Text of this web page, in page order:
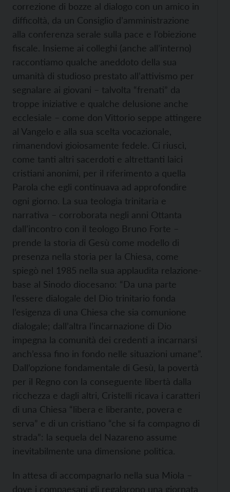
correzione di bozze al dialogo con un amico in
difficoltà, da un Consiglio d’amministrazione
alla conferenza serale sulla pace e l’obiezione
fiscale. Insieme ai colleghi (anche all’interno)
raccontiamo qualche aneddoto della sua
umanità di studioso prestato all’attivismo per
segnalare ai giovani – talvolta “frenati” da
troppe iniziative e qualche delusione anche
ecclesiale – come don Vittorio seppe attingere
al Vangelo e alla sua scelta vocazionale,
rimanendovi gioiosamente fedele. Ci riuscì,
come tanti altri sacerdoti e altrettanti laici
cristiani anonimi, per il riferimento a quella
Parola che egli continuava ad approfondire
ogni giorno. La sua teologia trinitaria e
narrativa – corroborata negli anni Ottanta
dall’incontro con il teologo Bruno Forte –
prende la storia di Gesù come modello di
presenza nella storia per la Chiesa, come
spiegò nel 1985 nella sua applaudita relazione-
base al Sinodo diocesano: “Da una parte
l’essere dialogale del Dio trinitario fonda
l’esigenza di una Chiesa che sia comunione
dialogale; dall’altra l’incarnazione di Dio
impegna la comunità dei credenti a incarnarsi
anch’essa fino in fondo nelle situazioni umane”.
Dall’opzione fondamentale di Gesù, la povertà
per il Regno con la conseguente libertà dalla
ricchezza e dagli altri, Cristelli ricava i caratteri
di una Chiesa “libera e liberante, povera e
serva” e di un cristiano “che si fa compagno di
strada”: la sequela del Nazareno assume
inevitabilmente una dimensione politica.
In attesa di accompagnarlo nella sua Miola –
dove i compaesani gli regalarono una giornata